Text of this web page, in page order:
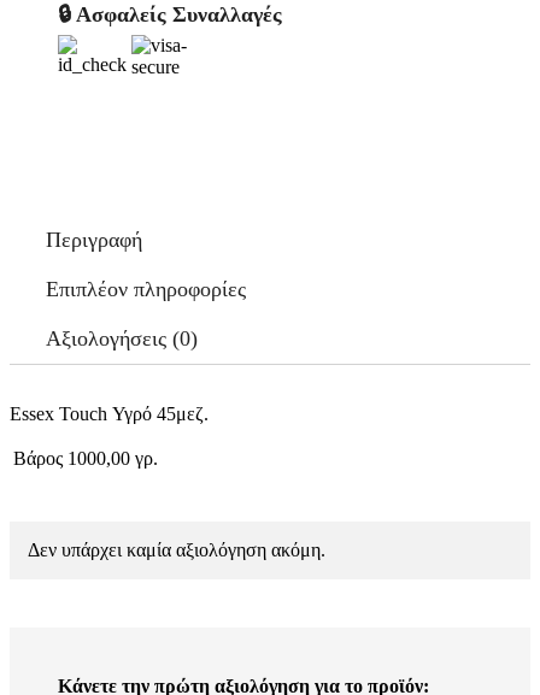
🔒 Ασφαλείς Συναλλαγές
Περιγραφή
Επιπλέον πληροφορίες
Αξιολογήσεις (0)
Essex Touch Υγρό 45μεζ.
Βάρος 1000,00 γρ.
Δεν υπάρχει καμία αξιολόγηση ακόμη.
Κάνετε την πρώτη αξιολόγηση για το προϊόν: